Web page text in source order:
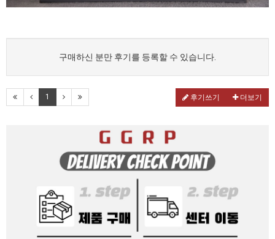
구매하신 분만 후기를 등록할 수 있습니다.
1 후기쓰기 더보기